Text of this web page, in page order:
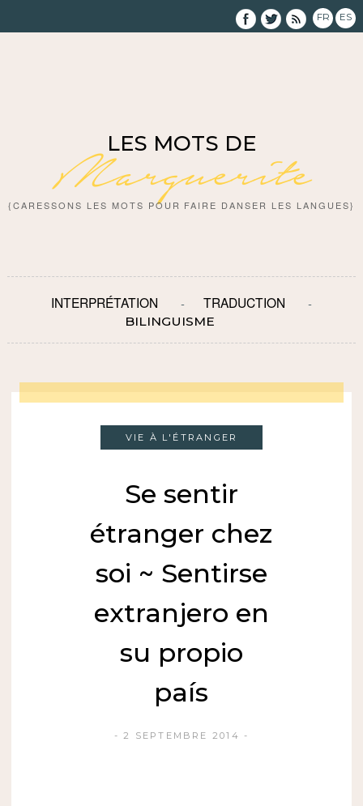
FR ES
LES MOTS DE
Marguerite
{CARESSONS LES MOTS POUR FAIRE DANSER LES LANGUES}
INTERPRÉTATION TRADUCTION
BILINGUISME
VIE À L'ÉTRANGER
Se sentir
étranger chez
soi ~ Sentirse
extranjero en
su propio
país
2 SEPTEMBRE 2014